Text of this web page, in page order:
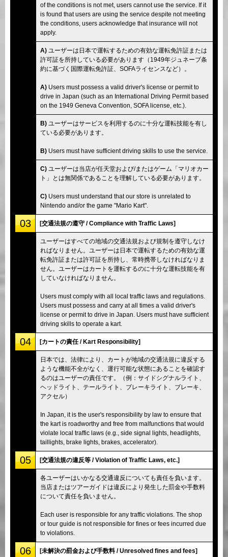
of the conditions is not met, users cannot use the service. If it
is found that users are using the service despite not meeting
the conditions, users acknowledge that insurance will not
apply.
A) ユーザーは日本で運転するための有効な運転免許証または
許可証を所持している必要があります（1949年ジュネーブ条
約に基づく国際運転免許証、SOFAライセンスなど）。
A) Users must possess a valid driver's license or permit to
drive in Japan (such as an International Driving Permit based
on the 1949 Geneva Convention, SOFA license, etc.).
B) ユーザーはサービスを利用するのに十分な運転技能を有し
ている必要があります。
B) Users must have sufficient driving skills to use the service.
C) ユーザーは当店が任天堂および/またはゲーム「マリオカー
ト」とは無関係であることを理解している必要があります。
C) Users must understand that our store is unrelated to
Nintendo and/or the game "Mario Kart".
03 [交通法規の遵守 / Compliance with Traffic Laws]
ユーザーはすべての地域の交通法規および規制を遵守しなけ
ればなりません。ユーザーは日本で運転するための有効な運
転免許証または許可証を所持し、常時携帯しなければなりま
せん。ユーザーはカートを運転するのに十分な運転技能を有
していなければなりません。
Users must comply with all local traffic laws and regulations.
Users must possess and carry at all times a valid driver's
license or permit to drive in Japan. Users must have sufficient
driving skills to operate a kart.
04 [カートの責任 / Kart Responsibility]
日本では、法律により、カートが地域の交通法規に違反する
ような機能不全がなく、運行可能な状態にあることを確認す
るのはユーザーの責任です。（例：サイドシグナルライト、
ヘッドライト、テールライト、ブレーキライト、ブレーキ、
アクセル）
In Japan, it is the user's responsibility by law to ensure that
the kart is roadworthy and free from malfunctions that would
violate local traffic laws (e.g., side signal lights, headlights,
taillights, brake lights, brakes, accelerator).
05 [交通法規の違反等 / Violation of Traffic Laws, etc.]
各ユーザーはいかなる交通違反についても責任を負います。
当店またはツアーガイドは違反により発生した罰金や手数料
について責任を負いません。
Each user is responsible for any traffic violations. The shop
or tour guide is not responsible for fines or fees incurred due
to violations.
06 [未解決の罰金および手数料 / Unresolved fines and fees]